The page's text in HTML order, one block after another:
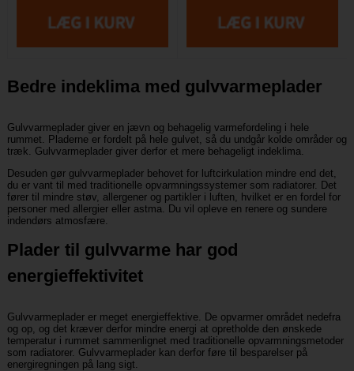
Bedre indeklima med gulvvarmeplader
Gulvvarmeplader giver en jævn og behagelig varmefordeling i hele
rummet. Pladerne er fordelt på hele gulvet, så du undgår kolde områder og
træk. Gulvvarmeplader giver derfor et mere behageligt indeklima.
Desuden gør gulvvarmeplader behovet for luftcirkulation mindre end det,
du er vant til med traditionelle opvarmningssystemer som radiatorer. Det
fører til mindre støv, allergener og partikler i luften, hvilket er en fordel for
personer med allergier eller astma. Du vil opleve en renere og sundere
indendørs atmosfære.
Plader til gulvvarme har god
energieffektivitet
Gulvvarmeplader er meget energieffektive. De opvarmer området nedefra
og op, og det kræver derfor mindre energi at opretholde den ønskede
temperatur i rummet sammenlignet med traditionelle opvarmningsmetoder
som radiatorer. Gulvvarmeplader kan derfor føre til besparelser på
energiregningen på lang sigt.